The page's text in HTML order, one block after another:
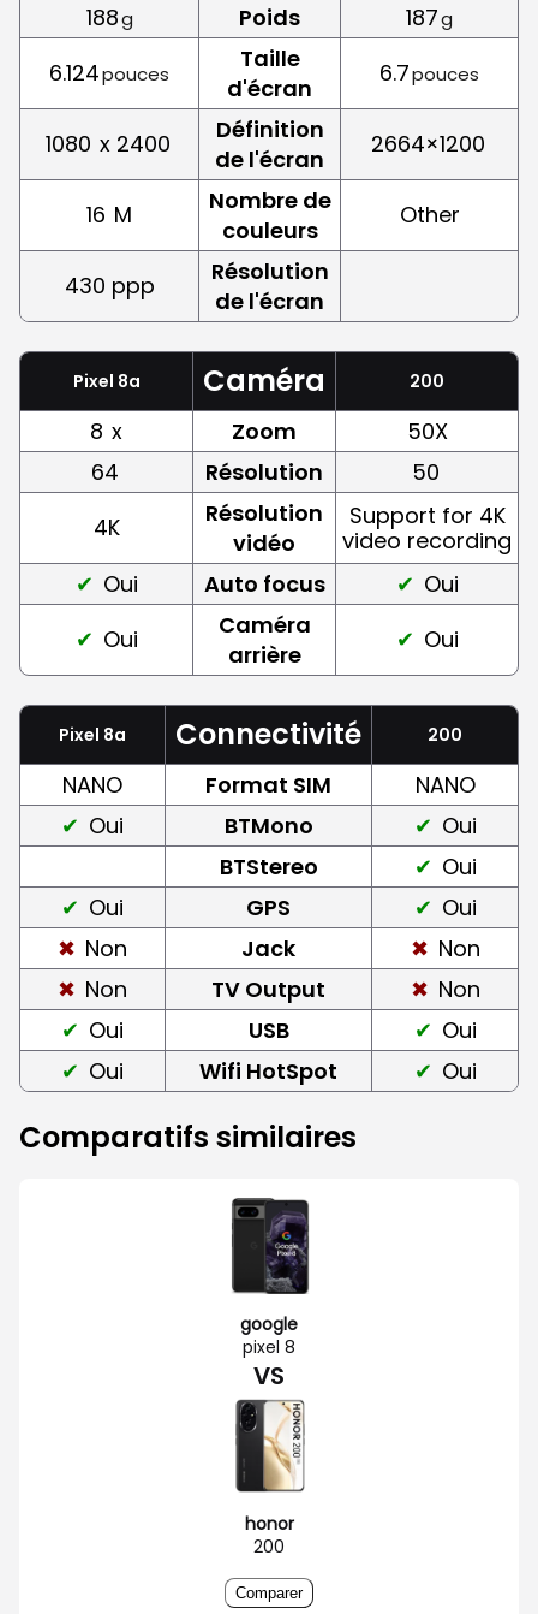
188g Poids 187g
6.124pouces
Taille
d'écran
6.7pouces
1080 x 2400
Définition
de l'écran
2664×1200
16 M
Nombre de
couleurs
Other
430 ppp
Résolution
de l'écran
Pixel 8a Caméra 200
8 x Zoom
50X
64
Résolution
50
4K
Résolution
vidéo
Support for 4K
video recording
Oui
Auto focus
Oui
Oui
Caméra
arrière
Oui
Pixel 8a Connectivité 200
NANO Format SIM
NANO
Oui
BTMono
Oui
BTStereo
Oui
Oui
GPS
Oui
Non
Jack
Non
Non
TV Output
Non
Oui
USB
Oui
Oui
Wifi HotSpot Oui
Comparatifs similaires
google
pixel 8
VS
honor
200
Comparer